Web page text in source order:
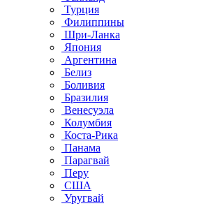
Турция
Филиппины
Шри-Ланка
Япония
Аргентина
Белиз
Боливия
Бразилия
Венесуэла
Колумбия
Коста-Рика
Панама
Парагвай
Перу
США
Уругвай